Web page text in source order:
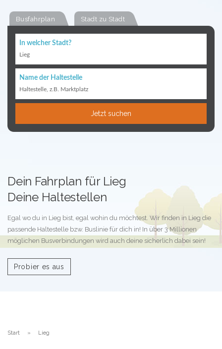
Busfahrplan Stadt zu Stadt
In welcher Stadt?
Lieg
Name der Haltestelle
Haltestelle, z.B. Marktplatz
Jetzt suchen
Dein Fahrplan für Lieg
Deine Haltestellen
Egal wo du in Lieg bist, egal wohin du möchtest. Wir finden in Lieg die
passende Haltestelle bzw. Buslinie für dich in! In über 3 Millionen
möglichen Busverbindungen wird auch deine sicherlich dabei sein!
Probier es aus
Start Lieg